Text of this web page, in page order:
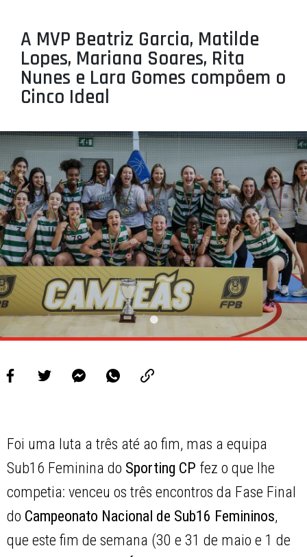
LIGA BETCLIC FEMININA
A MVP Beatriz Garcia, Matilde
Lopes, Mariana Soares, Rita
Nunes e Lara Gomes compõem o
Cinco Ideal
Foi uma luta a três até ao fim, mas a equipa
Sub16 Feminina do Sporting CP fez o que lhe
competia: venceu os três encontros da Fase Final
do Campeonato Nacional de Sub16 Femininos,
que este fim de semana (30 e 31 de maio e 1 de